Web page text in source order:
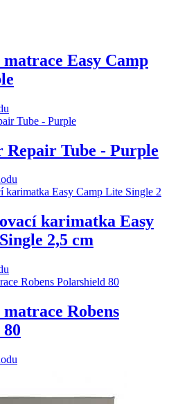
Easy Camp
Tube - Purple
karimatka Easy
2,5 cm
Robens